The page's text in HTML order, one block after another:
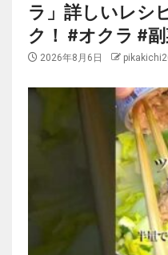
ラ」詳しいレシ
ク！ #オクラ #
2026年8月6日